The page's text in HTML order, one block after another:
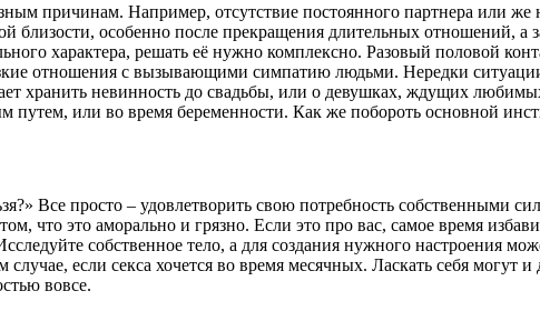
причинам. Например, отсутствие постоянного партнера или же
близости, особенно после прекращения длительных отношений, а
характера, решать её нужно комплексно. Разовый половой
отношения с вызывающими симпатию людьми. Нередки
хранить невинность до свадьбы, или о девушках, ждущих
или во время беременности. Как же побороть основной
Все просто – удовлетворить свою потребность собственными
это аморально и грязно. Если это про вас, самое время
собственное тело, а для создания нужного настроения
если секса хочется во время месячных. Ласкать себя могут
вовсе.